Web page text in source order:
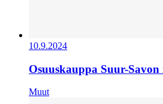
10.9.2024
Osuuskauppa Suur-
Muut